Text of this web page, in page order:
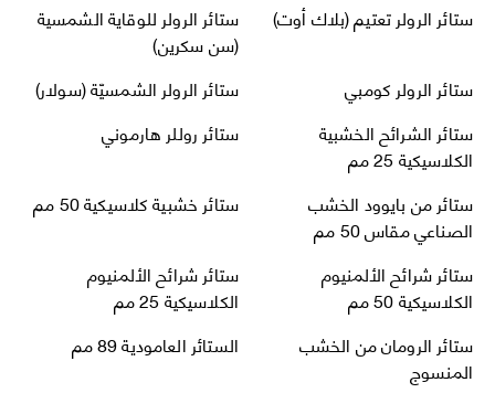
ستائر الرولر للوقاية الشمسية
(سن سكرين)
ستائر الرولر تعتيم (بلاك أوت)
ستائر الرولر الشمسيّة (سولار)
ستائر الرولر كومبي
ستائر روللر هارموني
ستائر الشرائح الخشبية
الكلاسيكية 25 مم
ستائر خشبية كلاسيكية 50 مم
ستائر من بايوود الخشب
الصناعي مقاس 50 مم
ستائر شرائح الألمنيوم
الكلاسيكية 25 مم
ستائر شرائح الألمنيوم
الكلاسيكية 50 مم
الستائر العامودية 89 مم
ستائر الرومان من الخشب
المنسوج